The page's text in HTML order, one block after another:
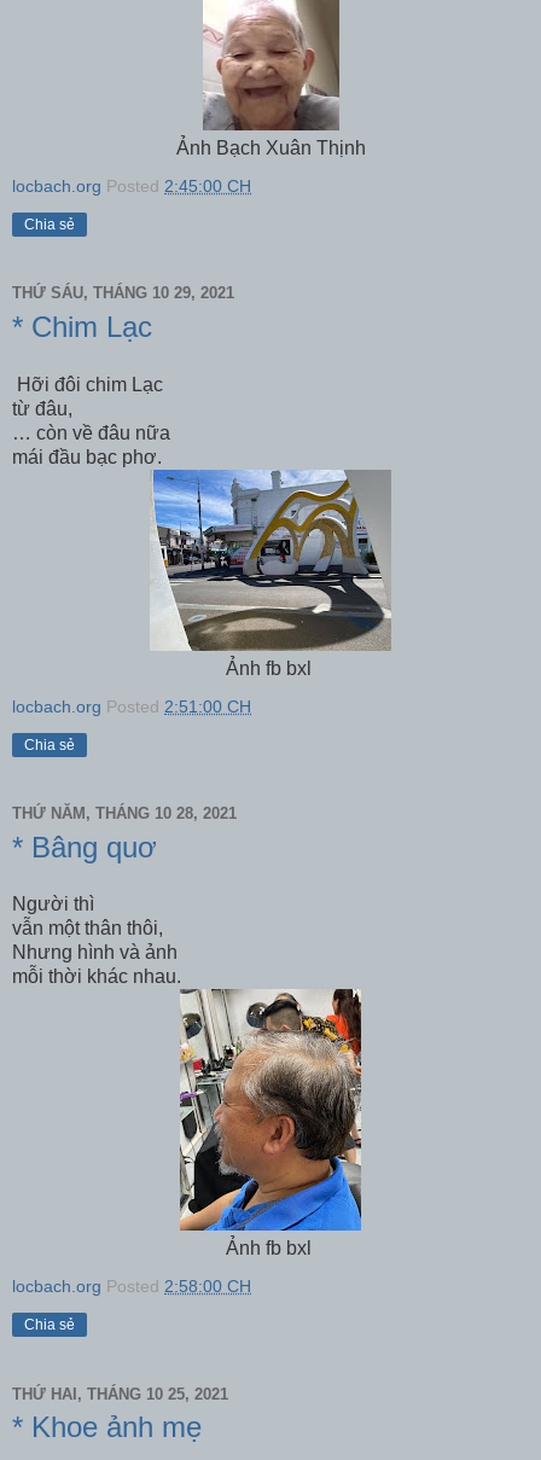
Ảnh Bạch Xuân Thịnh
locbach.org Posted 2:45:00 CH
Chia sẻ
THỨ SÁU, THÁNG 10 29, 2021
* Chim Lạc
Hỡi đôi chim Lạc
từ đâu,
… còn về đâu nữa
mái đầu bạc phơ.
Ảnh fb bxl
locbach.org Posted 2:51:00 CH
Chia sẻ
THỨ NĂM, THÁNG 10 28, 2021
* Bâng quơ
Người thì
vẫn một thân thôi,
Nhưng hình và ảnh
mỗi thời khác nhau.
Ảnh fb bxl
locbach.org Posted 2:58:00 CH
Chia sẻ
THỨ HAI, THÁNG 10 25, 2021
* Khoe ảnh mẹ